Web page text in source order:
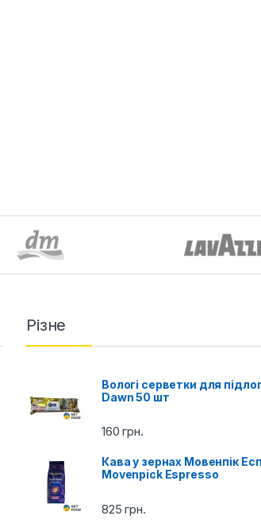
Різне
Вологі серветки для
Dawn 50 шт
160грн.
Кава у зернах Мовенпік
Movenpick Espresso
825грн.